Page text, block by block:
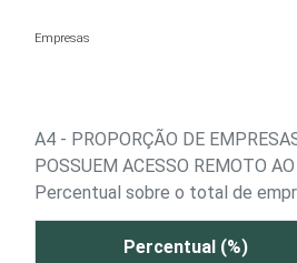
Empresas
A4 - PROPORÇÃO DE
POSSUEM ACESSO REMOTO
Percentual sobre o total de
Percentual (%)